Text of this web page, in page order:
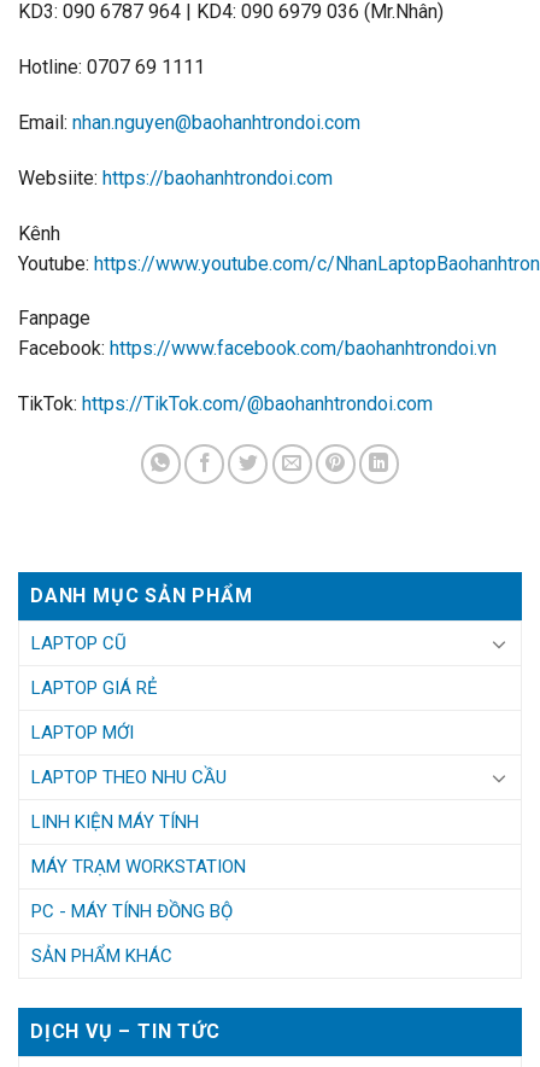
KD3: 090 6787 964 | KD4: 090 6979 036 (Mr.Nhân)
Hotline: 0707 69 1111
Email: nhan.nguyen@baohanhtrondoi.com
Websiite: https://baohanhtrondoi.com
Kênh
Youtube: https://www.youtube.com/c/
Fanpage
Facebook: https://www.facebook.com/baohanhtrondoi.vn
TikTok: https://TikTok.com/@baohanhtrondoi.com
DANH MỤC SẢN PHẨM
LAPTOP CŨ
LAPTOP GIÁ RẺ
LAPTOP MỚI
LAPTOP THEO NHU CẦU
LINH KIỆN MÁY TÍNH
MÁY TRẠM WORKSTATION
PC - MÁY TÍNH ĐỒNG BỘ
SẢN PHẨM KHÁC
DỊCH VỤ – TIN TỨC